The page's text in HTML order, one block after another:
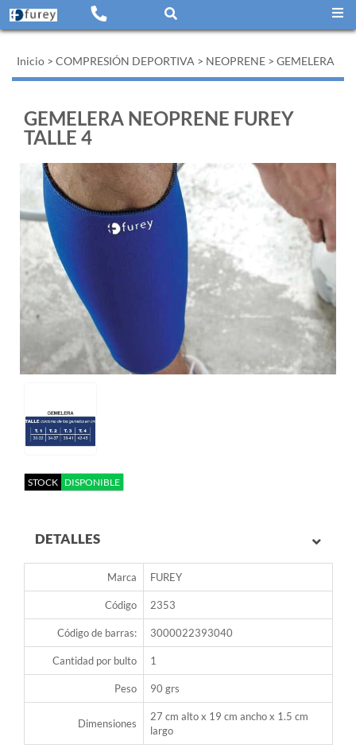
Inicio > COMPRESIÓN DEPORTIVA > NEOPRENE > GEMELERA
GEMELERA NEOPRENE FUREY
TALLE 4
STOCK DISPONIBLE
DETALLES
Marca FUREY
Código 2353
Código de barras: 3000022393040
Cantidad por bulto 1
Peso 90 grs
Dimensiones
27 cm alto x 19 cm ancho x 1.5 cm
largo